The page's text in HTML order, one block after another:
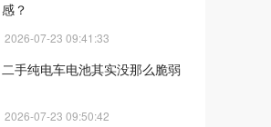
感？
2026-07-23 09:41:33
二手纯电车电池其实没那么脆弱
2026-07-23 09:50:42